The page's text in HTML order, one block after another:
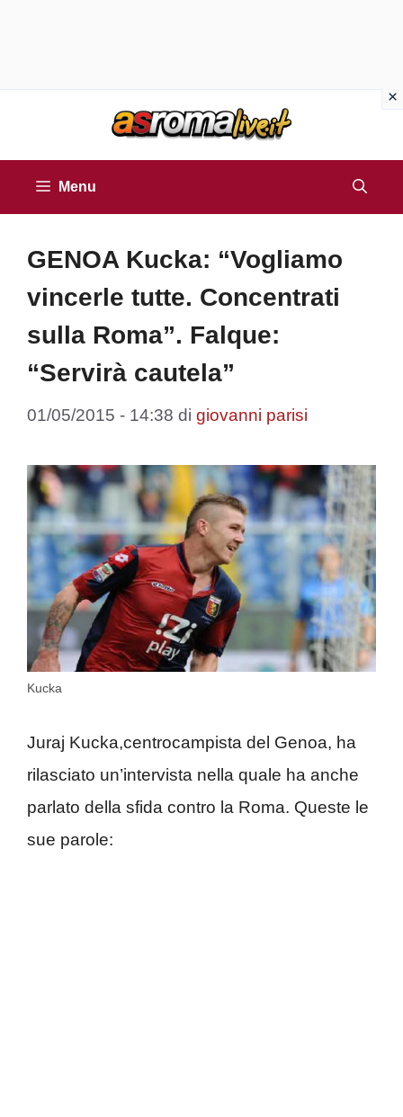
Menu
GENOA Kucka: “Vogliamo
vincerle tutte. Concentrati
sulla Roma”. Falque:
“Servirà cautela”
01/05/2015 - 14:38 di giovanni parisi
Kucka
Juraj Kucka,centrocampista del Genoa, ha
rilasciato un’intervista nella quale ha anche
parlato della sfida contro la Roma. Queste le
sue parole: